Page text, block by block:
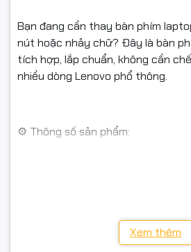
Bạn đang cần thay bàn phím
nút hoặc nhảy chữ? Đây là bàn
tích hợp, lắp chuẩn, không cần
nhiều dòng Lenovo phổ thông.
⚙️ Thông số sản phẩm:
Xem thêm